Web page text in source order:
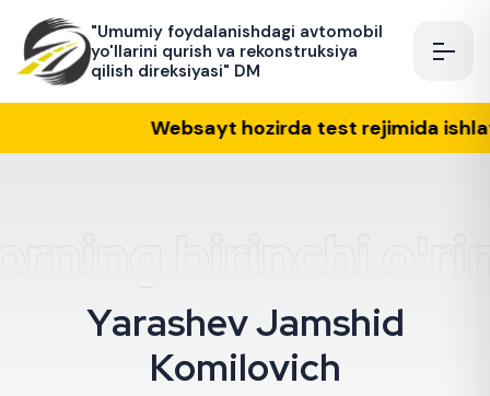
"Umumiy foydalanishdagi avtomobil
yo'llarini qurish va rekonstruksiya
qilish direksiyasi" DM
Websayt hozirda test rejimida
YarashevJamshid
Komilovich
Direksiya AI yordamchi
Online — savollaringizga javob beraman
savollaringizga javob bera olaman.